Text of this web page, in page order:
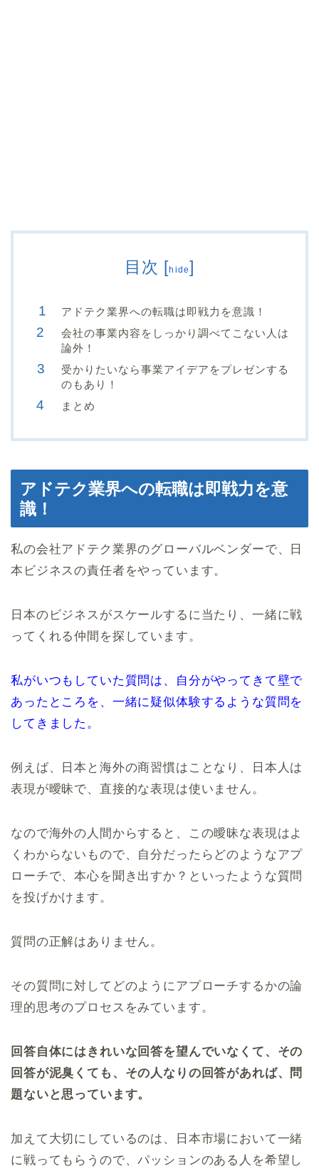
目次 [hide]
アドテク業界への転職は即戦力を意識！
会社の事業内容をしっかり調べてこない人は
論外！
受かりたいなら事業アイデアをプレゼンする
のもあり！
まとめ
アドテク業界への転職は即戦力を意
識！
私の会社アドテク業界のグローバルベンダーで、日
本ビジネスの責任者をやっています。
日本のビジネスがスケールするに当たり、一緒に戦
ってくれる仲間を探しています。
私がいつもしていた質問は、自分がやってきて壁で
あったところを、一緒に疑似体験するような質問を
してきました。
例えば、日本と海外の商習慣はことなり、日本人は
表現が曖昧で、直接的な表現は使いません。
なので海外の人間からすると、この曖昧な表現はよ
くわからないもので、自分だったらどのようなアプ
ローチで、本心を聞き出すか？といったような質問
を投げかけます。
質問の正解はありません。
その質問に対してどのようにアプローチするかの論
理的思考のプロセスをみています。
回答自体にはきれいな回答を望んでいなくて、その
回答が泥臭くても、その人なりの回答があれば、問
題ないと思っています。
加えて大切にしているのは、日本市場において一緒
に戦ってもらうので、パッションのある人を希望し